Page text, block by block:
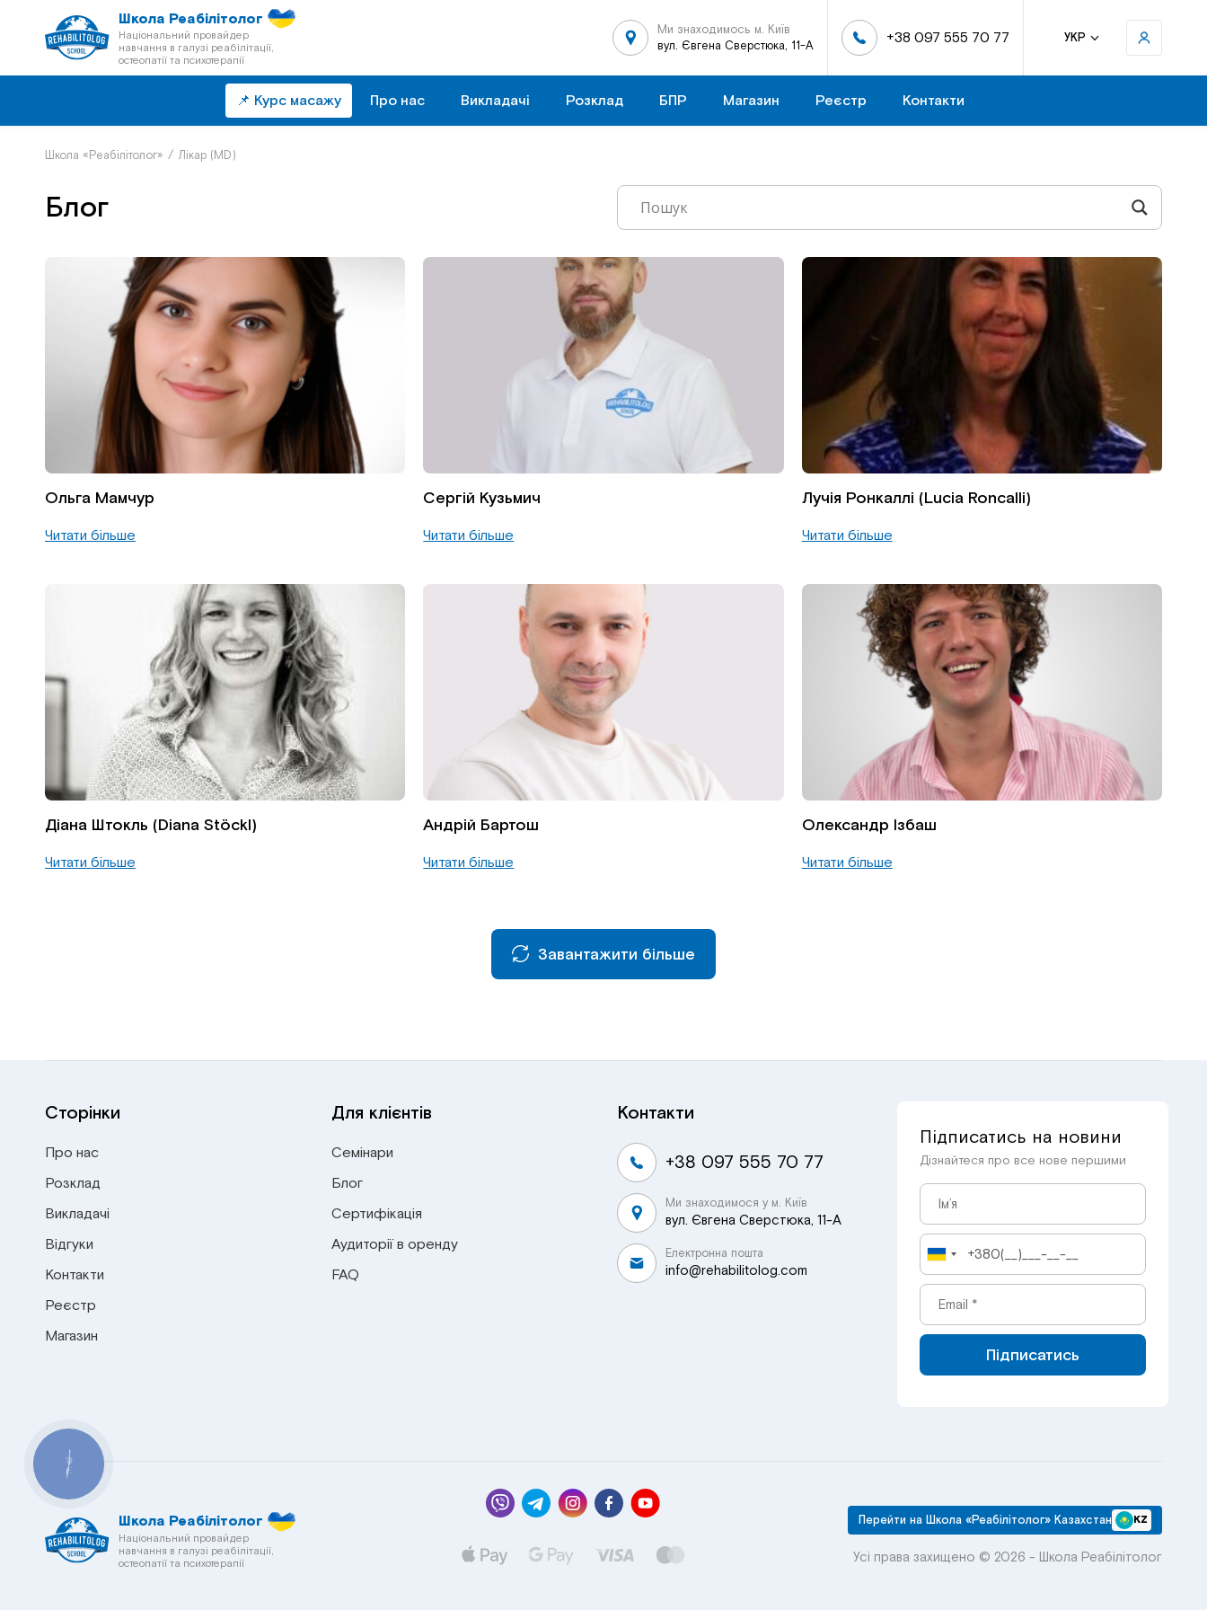
Школа Реабілітолог
Національний провайдер
навчання в галузі реабілітації,
остеопатії та психотерапії
Ми знаходимось м. Київ
вул. Євгена Сверстюка, 11-А
+38 097 555 70 77 УКР
📌 Курс масажу Про нас Викладачі Розклад БПР Магазин Реєстр Контакти
Школа «Реабілітолог» / Лікар (MD)
Блог
Ольга Мамчур
Читати більше
Сергій Кузьмич
Читати більше
Лучія Ронкаллі (Lucia Roncalli)
Читати більше
Діана Штокль (Diana Stöckl)
Читати більше
Андрій Бартош
Читати більше
Олександр Ізбаш
Читати більше
Завантажити більше
Сторінки
Про нас
Розклад
Викладачі
Відгуки
Контакти
Реєстр
Магазин
Для клієнтів
Семінари
Блог
Сертифікація
Аудиторії в оренду
FAQ
Контакти
+38 097 555 70 77
Ми знаходимося у м. Київ
вул. Євгена Сверстюка, 11-А
Електронна пошта
info@rehabilitolog.com
Підписатись на новини
Дізнайтеся про все нове першими
Підписатись
Школа Реабілітолог
Національний провайдер
навчання в галузі реабілітації,
остеопатії та психотерапії
Перейти на Школа «Реабілітолог» Казахстан KZ
Усі права захищено © 2026 - Школа Реабілітолог
КНОПКА
СВЯЗИ